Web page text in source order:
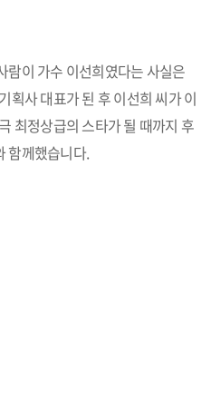
람이 가수 이선희였다는 사실은
획사 대표가 된 후 이선희 씨가 이
최정상급의 스타가 될 때까지 후
함께했습니다.